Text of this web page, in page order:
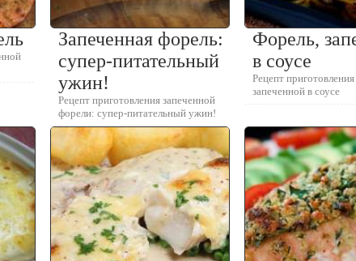
Запеченная форель:
супер-питательный
ужин!
Рецепт приготовления запеченной
форели: супер-питательный ужин!
Форель,
в соусе
Рецепт
запеченной в соусе